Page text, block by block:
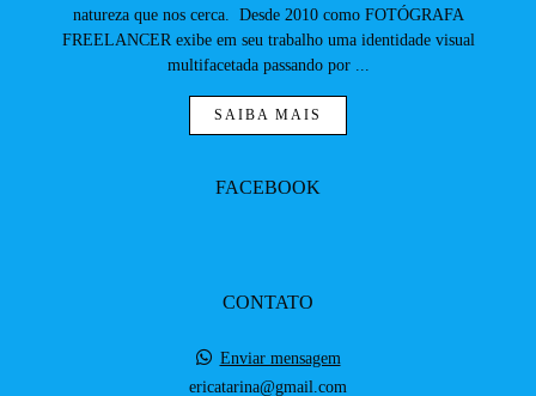
natureza que nos cerca. Desde 2010 como FOTÓGRAFA
FREELANCER exibe em seu trabalho uma identidade visual
multifacetada passando por ...
SAIBA MAIS
FACEBOOK
CONTATO
Enviar mensagem
ericatarina@gmail.com